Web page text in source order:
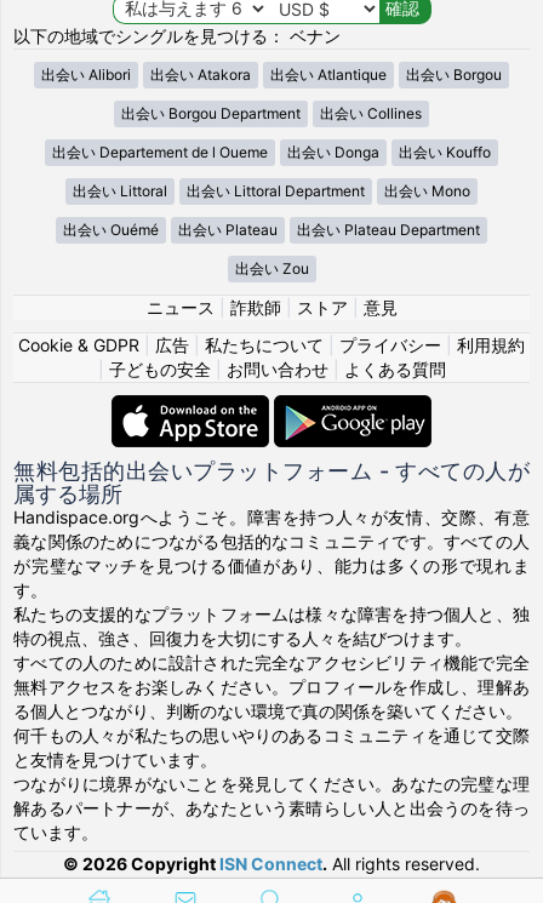
以下の地域でシングルを見つける： ベナン
出会い Alibori 出会い Atakora 出会い Atlantique 出会い Borgou
出会い Borgou Department 出会い Collines
出会い Departement de l Oueme 出会い Donga 出会い Kouffo
出会い Littoral 出会い Littoral Department 出会い Mono
出会い Ouémé 出会い Plateau 出会い Plateau Department
出会い Zou
ニュース 詐欺師 ストア
意見
Cookie & GDPR
広告 私たちについて プライバシー
利用規約
子どもの安全| お問い合わせ| よくある質問
無料包括的出会いプラットフォーム - すべての人が
属する場所
Handispace.orgへようこそ。障害を持つ人々が友情、交際、有意
義な関係のためにつながる包括的なコミュニティです。すべての人
が完璧なマッチを見つける価値があり、能力は多くの形で現れま
す。
私たちの支援的なプラットフォームは様々な障害を持つ個人と、独
特の視点、強さ、回復力を大切にする人々を結びつけます。
すべての人のために設計された完全なアクセシビリティ機能で完全
無料アクセスをお楽しみください。プロフィールを作成し、理解あ
る個人とつながり、判断のない環境で真の関係を築いてください。
何千もの人々が私たちの思いやりのあるコミュニティを通じて交際
と友情を見つけています。
つながりに境界がないことを発見してください。あなたの完璧な理
解あるパートナーが、あなたという素晴らしい人と出会うのを待っ
ています。
© 2026 Copyright ISN Connect. All rights reserved.